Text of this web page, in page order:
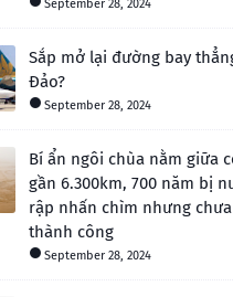
September 28, 2024
Sắp mở lại đường bay
Đảo?
September 28, 2024
Bí ẩn ngôi chùa nằm giữa
gần 6.300km, 700 năm bị
rập nhấn chìm nhưng
thành công
September 28, 2024